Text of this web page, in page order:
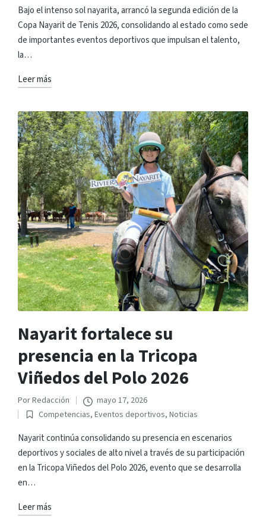
en
Bajo el intenso sol nayarita, arrancó la segunda edición de la
Copa Nayarit de Tenis 2026, consolidando al estado como sede
de importantes eventos deportivos que impulsan el talento,
la…
Leer más
Nayarit fortalece su
presencia en la Tricopa
Viñedos del Polo 2026
Publicado
por
PorRedacción
mayo 17, 2026
Publicado
en
Competencias, Eventos deportivos, Noticias
Nayarit continúa consolidando su presencia en escenarios
deportivos y sociales de alto nivel a través de su participación
en la Tricopa Viñedos del Polo 2026, evento que se desarrolla
en…
Leer más